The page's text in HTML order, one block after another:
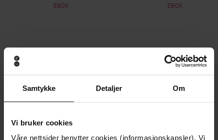
Samtykke Detaljer Om
Vi bruker cookies
Våre nettsider benytter cookies (informasjonskapsler). Vi
EBOK EBOK
Andre har også kjøpt